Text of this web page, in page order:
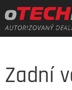
Zadní